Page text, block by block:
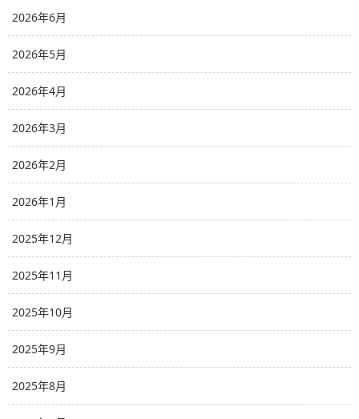
2026年6月
2026年5月
2026年4月
2026年3月
2026年2月
2026年1月
2025年12月
2025年11月
2025年10月
2025年9月
2025年8月